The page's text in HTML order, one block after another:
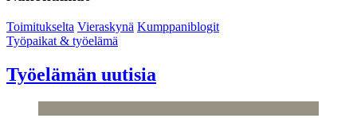
Toimitukselta Vieraskynä Kumppaniblogit
Työpaikat & työelämä
Työelämän uutisia